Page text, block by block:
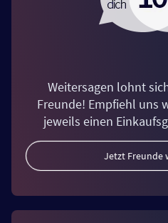
Weitersagen lohnt
Freunde! Empfiehl uns
jeweils einen
Jetzt Freunde